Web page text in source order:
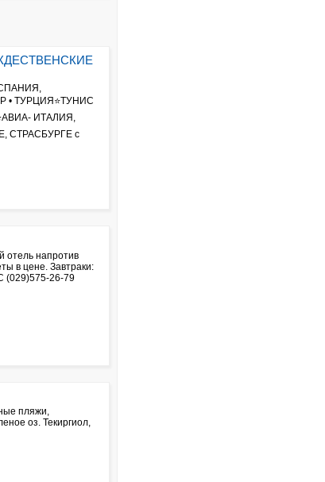
• ТУРЦИЯ⭐ТУНИС
ИТАЛИЯ,
СТРАСБУРГЕ с
отель напротив
в цене. Завтраки:
(029)575-26-79
пляжи,
оз. Текиргиол,